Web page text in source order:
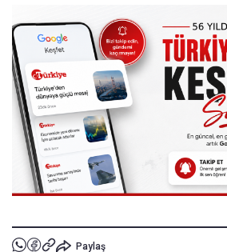
Paylaş